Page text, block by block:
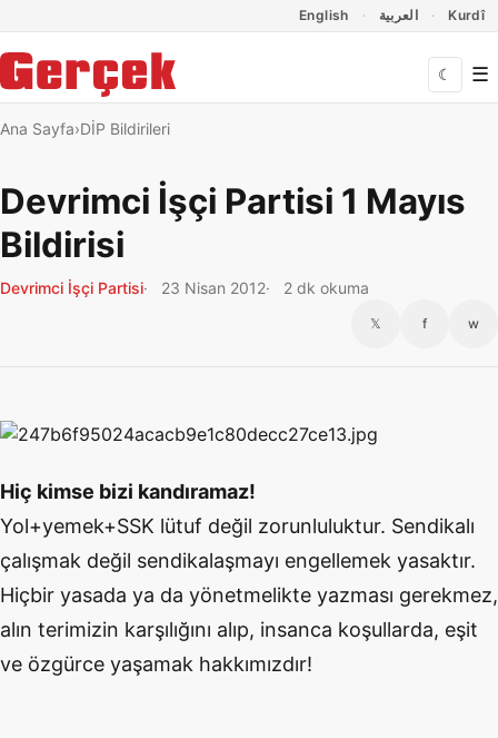
English العربية Kurdî
☾ ☰
Ana Sayfa DİP Bildirileri
Devrimci İşçi Partisi 1 Mayıs
Bildirisi
Devrimci İşçi Partisi 23 Nisan 2012 2 dk okuma
𝕏 f w
Hiç kimse bizi kandıramaz!
Yol+yemek+SSK lütuf değil zorunluluktur. Sendikalı
çalışmak değil sendikalaşmayı engellemek yasaktır.
Hiçbir yasada ya da yönetmelikte yazması gerekmez,
alın terimizin karşılığını alıp, insanca koşullarda, eşit
ve özgürce yaşamak hakkımızdır!